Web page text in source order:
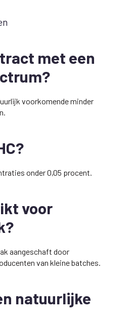
met een
voorkomende minder
onder 0,05 procent.
voor
aangeschaft door
van kleine batches.
natuurlijke